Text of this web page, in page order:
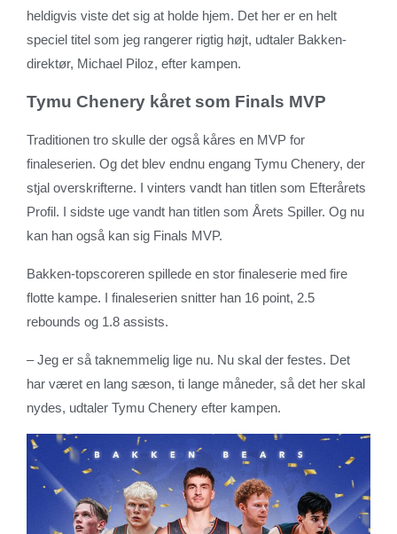
heldigvis viste det sig at holde hjem. Det her er en helt
speciel titel som jeg rangerer rigtig højt, udtaler Bakken-
direktør, Michael Piloz, efter kampen.
Tymu Chenery kåret som Finals MVP
Traditionen tro skulle der også kåres en MVP for
finaleserien. Og det blev endnu engang Tymu Chenery, der
stjal overskrifterne. I vinters vandt han titlen som Efterårets
Profil. I sidste uge vandt han titlen som Årets Spiller. Og nu
kan han også kan sig Finals MVP.
Bakken-topscoreren spillede en stor finaleserie med fire
flotte kampe. I finaleserien snitter han 16 point, 2.5
rebounds og 1.8 assists.
– Jeg er så taknemmelig lige nu. Nu skal der festes. Det
har været en lang sæson, ti lange måneder, så det her skal
nydes, udtaler Tymu Chenery efter kampen.